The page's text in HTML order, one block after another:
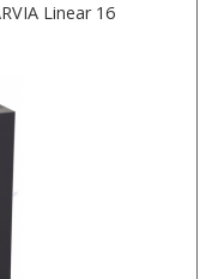
Linear 16